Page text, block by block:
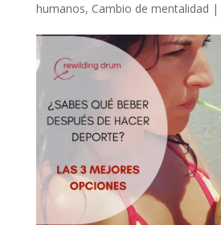
humanos, Cambio de mentalidad |